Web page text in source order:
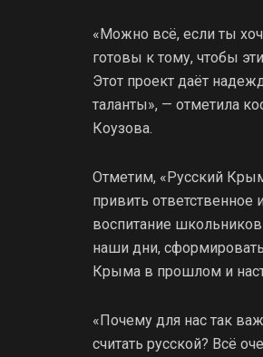
«Можно всё, если ты
готовы к тому, чтобы
Этот проект даёт
таланты», — отметила
Коузова.
Отметим, «Русский
привить
воспитание
наши дни,
Крыма в прошлом и
«Почему для нас так
считать русской? Всё